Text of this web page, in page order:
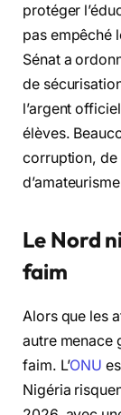
protéger
pas empêché
Sénat a
de
l’argent
élèves.
corruption, de
Le Nord
faim
Alors que les
autre menace
faim. L’ONU
Nigéria